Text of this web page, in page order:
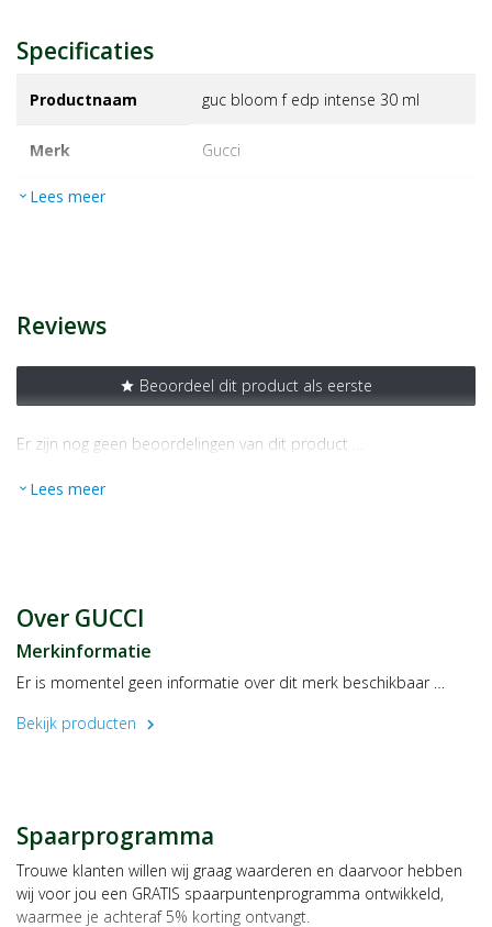
Specificaties
Productnaam guc bloom f edp intense 30 ml
Merk gucci
EAN
expand_more Lees meer
Reviews
star Beoordeel dit product als eerste
Er zijn nog geen beoordelingen van dit product …
expand_more Lees meer
Over GUCCI
Merkinformatie
Er is momentel geen informatie over dit merk beschikbaar …
Bekijk producten
chevron_right
Spaarprogramma
Trouwe klanten willen wij graag waarderen en daarvoor hebben
wij voor jou een GRATIS spaarpuntenprogramma ontwikkeld,
waarmee je achteraf 5% korting ontvangt.